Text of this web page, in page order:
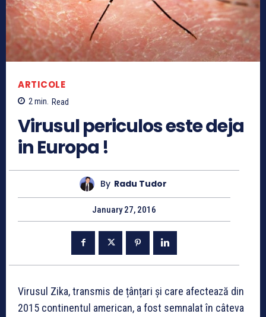
ARTICOLE
2min. Read
Virusul periculos este deja
in Europa !
By Radu Tudor
January 27, 2016
Virusul Zika, transmis de țânțari și care afectează din
2015 continentul american, a fost semnalat în câteva